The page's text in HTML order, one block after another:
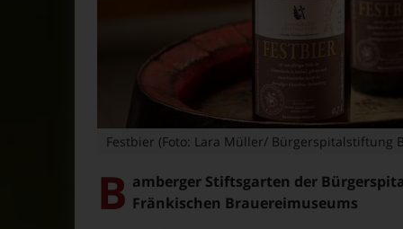
Festbier (Foto: Lara Müller/ Bürgerspitalstiftung
B amberger Stiftsgarten der
Fränkischen Brauereimuseums